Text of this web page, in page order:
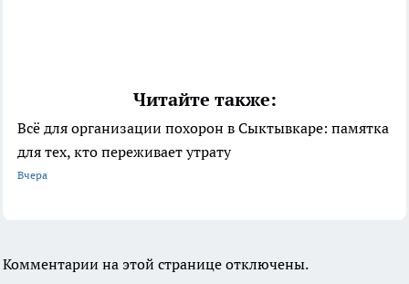
Читайте также:
Всё для организации похорон в Сыктывкаре: памятка
для тех, кто переживает утрату
Вчера
Комментарии на этой странице отключены.